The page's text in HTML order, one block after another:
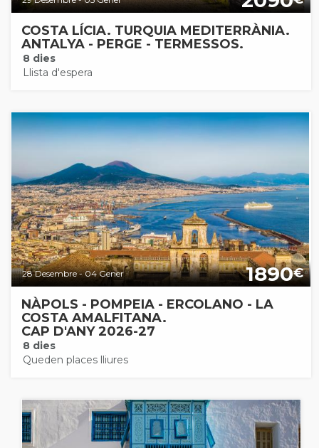
COSTA LÍCIA. TURQUIA MEDITERRÀNIA.
ANTALYA - PERGE - TERMESSOS.
8 dies
Llista d'espera
28 Desembre - 04 Gener 1890€
NÀPOLS - POMPEIA - ERCOLANO - LA
COSTA AMALFITANA.
CAP D'ANY 2026-27
8 dies
Queden places lliures